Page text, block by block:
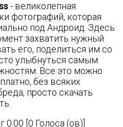
- великолепная
фотографий, которая
под Андроид. Здесь
захватить нужный
его, поделиться им со
улыбнуться самым
Все это можно
без всяких
просто скачать
0.00 [0 Голоса (ов)]